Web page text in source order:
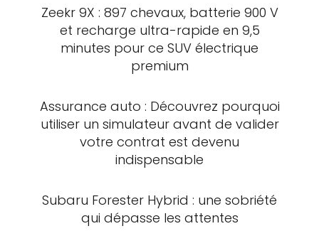
Zeekr 9X : 897 chevaux, batterie 900 V
et recharge ultra-rapide en 9,5
minutes pour ce SUV électrique
premium
Assurance auto : Découvrez pourquoi
utiliser un simulateur avant de valider
votre contrat est devenu
indispensable
Subaru Forester Hybrid : une sobriété
qui dépasse les attentes